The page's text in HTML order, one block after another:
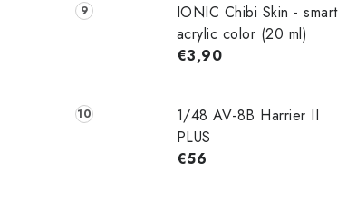
IONIC Chibi Skin - smart
acrylic color (20 ml)
€3,90
1/48 AV-8B Harrier II
PLUS
€56